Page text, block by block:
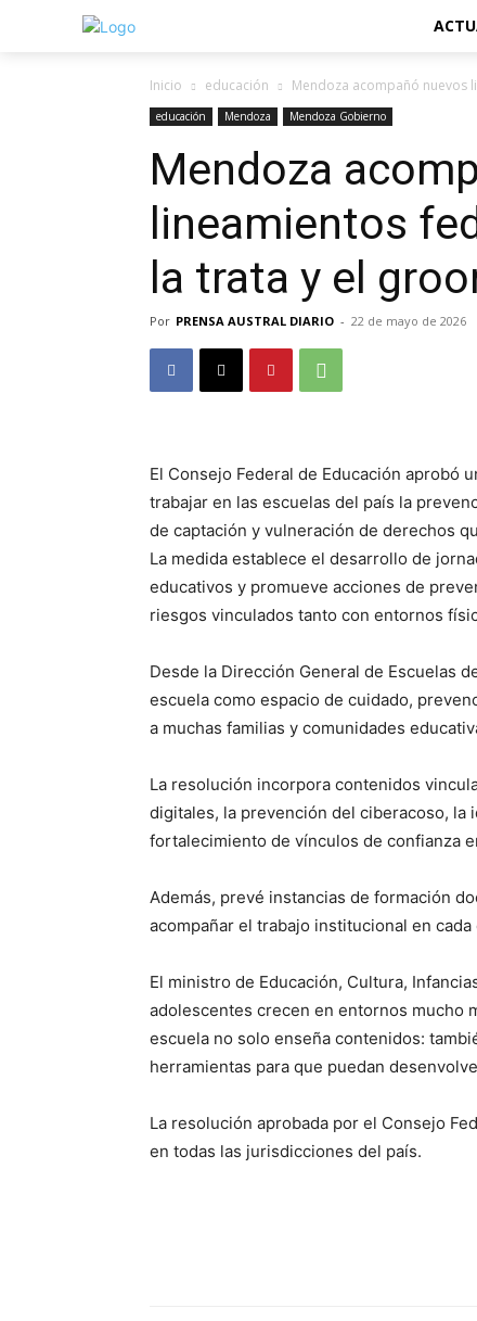
Inicio educación Mendoza acompañó nuevos
educación Mendoza Mendoza Gobierno
Mendoza
lineamientos
la trata y el
Por PRENSA AUSTRAL DIARIO - 22 de mayo de 2026
El Consejo Federal de Educación aprobó
trabajar en las escuelas del país la
de captación y vulneración de derechos
La medida establece el desarrollo de
educativos y promueve acciones de
riesgos vinculados tanto con entornos
Desde la Dirección General de Escuelas
escuela como espacio de cuidado,
a muchas familias y comunidades
La resolución incorpora contenidos
digitales, la prevención del ciberacoso,
fortalecimiento de vínculos de confianza
Además, prevé instancias de formación
acompañar el trabajo institucional en cada
El ministro de Educación, Cultura,
adolescentes crecen en entornos mucho
escuela no solo enseña contenidos:
herramientas para que puedan
La resolución aprobada por el Consejo
en todas las jurisdicciones del país.